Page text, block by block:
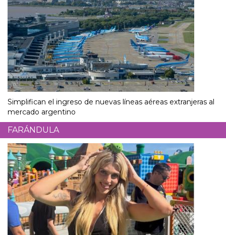
Simplifican el ingreso de nuevas líneas aéreas extranjeras al
mercado argentino
FARÁNDULA